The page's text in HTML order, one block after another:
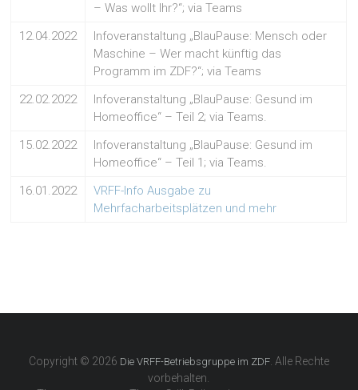
– Was wollt Ihr?“; via Teams
12.04.2022
Infoveranstaltung „BlauPause: Mensch oder
Maschine – Wer macht künftig das
Programm im ZDF?“; via Teams
22.02.2022
Infoveranstaltung „BlauPause: Gesund im
Homeoffice“ – Teil 2; via Teams.
15.02.2022
Infoveranstaltung „BlauPause: Gesund im
Homeoffice“ – Teil 1; via Teams.
16.01.2022
VRFF-Info Ausgabe zu
Mehrfacharbeitsplätzen und mehr
Copyright © 2026 Die VRFF-Betriebsgruppe im ZDF. Alle Rechte
vorbehalten.